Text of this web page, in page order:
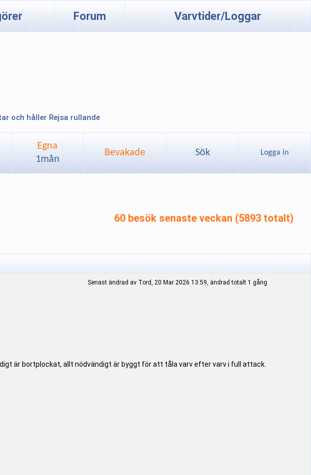
Forum Varvtider/Loggar
och håller Rejsa rullande
Egna
1mån
Bevakade Sök Logga in
60 besök senaste veckan (5893 totalt)
Senast ändrad av Tord, 20 Mar 2026 13:59, ändrad totalt 1 gång
är bortplockat, allt nödvändigt är byggt för att tåla varv efter varv i full attack.